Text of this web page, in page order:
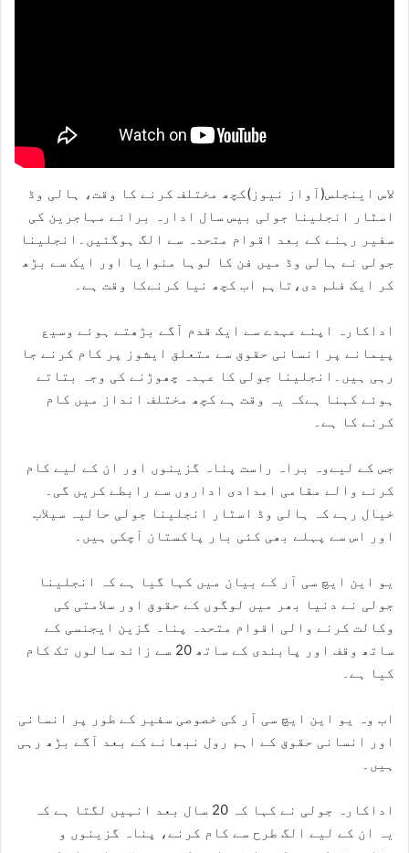
لاس اینجلس(آواز نیوز)کچھ مختلف کرنے کا وقت، ہالی وڈ
اسٹار انجلینا جولی بیس سال ادارہ برائے مہاجرین کی
سفیر رہنے کے بعد اقوام متحدہ سے الگ ہوگئیں۔انجلینا
جولی نے ہالی وڈ میں فن کا لوہا منوایا اور ایک سے بڑھ
کر ایک فلم دی،تاہم اب کچھ نیا کرنےکا وقت ہے۔
اداکارہ اپنے عہدے سے ایک قدم آگے بڑھتے ہوئے وسیع
پیمانے پر انسانی حقوق سے متعلق ایشوز پر کام کرنے جا
رہی ہیں۔انجلینا جولی کا عہدہ چھوڑنے کی وجہ بتاتے
ہوئے کہنا ہےکہ یہ وقت ہے کچھ مختلف انداز میں کام
کرنے کا ہے۔
جس کے لیےوہ براہ راست پناہ گزینوں اور ان کے لیے کام
کرنے والے مقامی امدادی اداروں سے رابطے کریں گی۔
خیال رہے کہ ہالی وڈ اسٹار انجلینا جولی حالیہ سیلاب
اور اس سے پہلے بھی کئی بار پاکستان آچکی ہیں۔
یو این ایچ سی آر کے بیان میں کہا گیا ہے کہ انجلینا
جولی نے دنیا بھر میں لوگوں کے حقوق اور سلامتی کی
وکالت کرنے والی اقوام متحدہ پناہ گزین ایجنسی کے
ساتھ وقف اور پابندی کے ساتھ 20 سے زائد سالوں تک کام
کیا ہے۔
اب وہ یو این ایچ سی آر کی خصوصی سفیر کے طور پر انسانی
اور انسانی حقوق کے اہم رول نبھانے کے بعد آگے بڑھ رہی
ہیں۔
اداکارہ جولی نے کہا کہ 20 سال بعد انہیں لگتا ہے کہ
یہ ان کے لیے الگ طرح سے کام کرنے، پناہ گزینوں و